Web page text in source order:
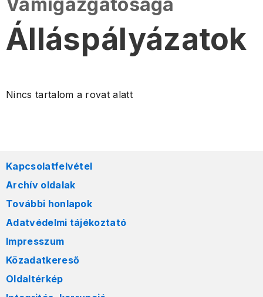
Álláspályázatok
Nincs tartalom a rovat alatt
Kapcsolatfelvétel
Archív oldalak
További honlapok
Adatvédelmi tájékoztató
Impresszum
Közadatkereső
Oldaltérkép